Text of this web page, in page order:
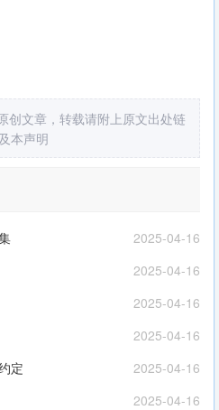
创文章，转载请附上原文出处链
本声明
2025-04-16
2025-04-16
2025-04-16
2025-04-16
2025-04-16
定
2025-04-16